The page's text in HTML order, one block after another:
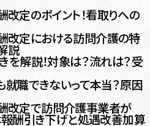
改定のポイント！看取りへの
改定における訪問介護の特
説
解説！対象は？流れは？受
職できないって本当？原因
改定で訪問介護事業者が
酬引き下げと処遇改善加算